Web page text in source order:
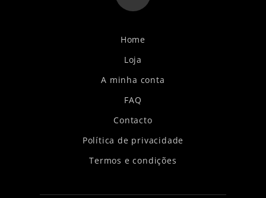
Home
Loja
A minha conta
FAQ
Contacto
Política de privacidade
Termos e condições